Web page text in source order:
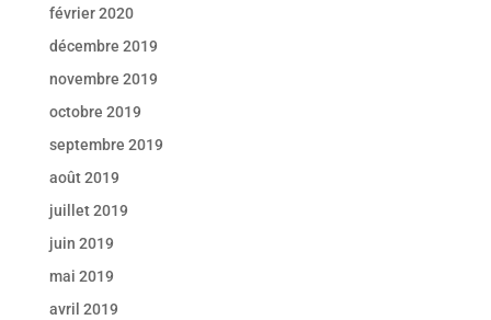
février 2020
décembre 2019
novembre 2019
octobre 2019
septembre 2019
août 2019
juillet 2019
juin 2019
mai 2019
avril 2019